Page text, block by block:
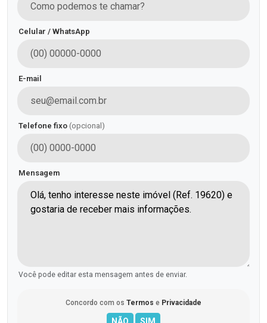
Celular / WhatsApp
E-mail
Telefone fixo (opcional)
Mensagem
Você pode editar esta mensagem antes de enviar.
Concordo com os Termos e Privacidade